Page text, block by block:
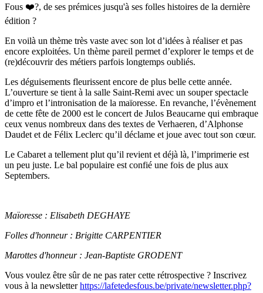
Fous ❤️?, de ses prémices jusqu'à ses folles histoires de la dernière
édition ?
En voilà un thème très vaste avec son lot d’idées à réaliser et pas
encore exploitées. Un thème pareil permet d’explorer le temps et de
(re)découvrir des métiers parfois longtemps oubliés.
Les déguisements fleurissent encore de plus belle cette année.
L’ouverture se tient à la salle Saint-Remi avec un souper spectacle
d’impro et l’intronisation de la maïoresse. En revanche, l’évènement
de cette fête de 2000 est le concert de Julos Beaucarne qui embraque
ceux venus nombreux dans des textes de Verhaeren, d’Alphonse
Daudet et de Félix Leclerc qu’il déclame et joue avec tout son cœur.
Le Cabaret a tellement plut qu’il revient et déjà là, l’imprimerie est
un peu juste. Le bal populaire est confié une fois de plus aux
Septembers.
Maïoresse : Elisabeth DEGHAYE
Folles d'honneur : Brigitte CARPENTIER
Marottes d'honneur : Jean-Baptiste GRODENT
Vous voulez être sûr de ne pas rater cette rétrospective ? Inscrivez
vous à la newsletterhttps://lafetedesfous.be/private/newsletter.php?